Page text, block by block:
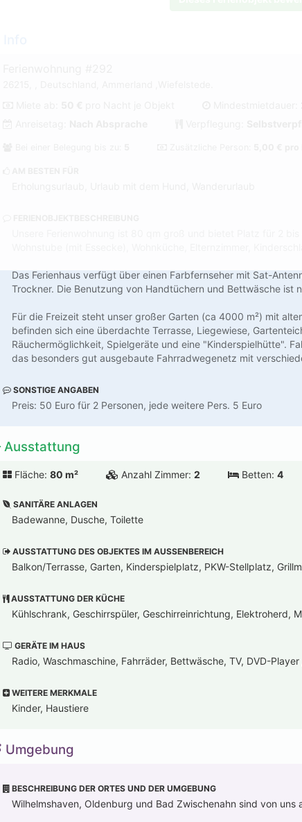
Das Ferienhaus verfügt über einen Farbfernseher mit Sat-
Trockner. Die Benutzung von Handtüchern und Bettwäsche ist
Für die Freizeit steht unser großer Garten (ca 4000 m²) mit
befinden sich eine überdachte Terrasse, Liegewiese,
Räuchermöglichkeit, Spielgeräte und eine "Kinderspielhütte".
das besonders gut ausgebaute Fahrradwegenetz mit
SONSTIGE ANGABEN
Preis: 50 Euro für 2 Personen, jede weitere Pers. 5 Euro
Ausstattung
Fläche: 80 m² Anzahl Zimmer: 2 Betten: 4
SANITÄRE ANLAGEN
Badewanne, Dusche, Toilette
AUSSTATTUNG DES OBJEKTES IM AUSSENBEREICH
Balkon/Terrasse, Garten, Kinderspielplatz, PKW-Stellplatz,
AUSSTATTUNG DER KÜCHE
Kühlschrank, Geschirrspüler, Geschirreinrichtung, Elektroherd,
GERÄTE IM HAUS
Radio, Waschmaschine, Fahrräder, Bettwäsche, TV, DVD-
WEITERE MERKMALE
Kinder, Haustiere
Umgebung
BESCHREIBUNG DER ORTES UND DER UMGEBUNG
Wilhelmshaven, Oldenburg und Bad Zwischenahn sind von uns